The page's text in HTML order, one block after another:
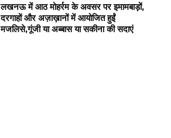
लखनऊ में आठ मोहर्रम के अवसर पर इमामबाड़ों,
दरगाहों और अज़ाख़ानों में आयोजित हुईं
मजलिसे,गूंजी या अब्बास या सकीना की सदाएं